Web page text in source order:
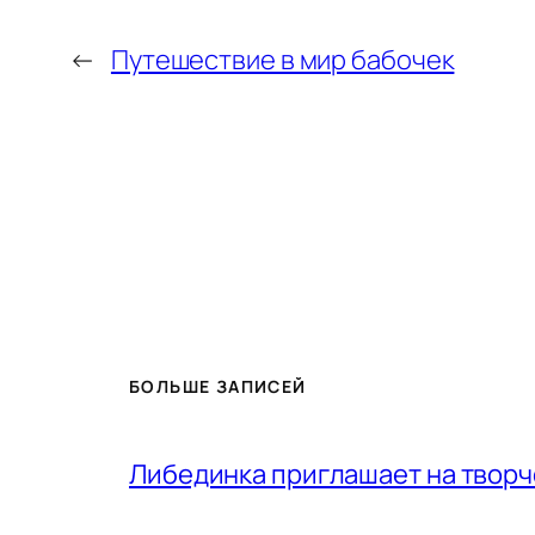
← Путешествие в мир бабочек
БОЛЬШЕ ЗАПИСЕЙ
Либединка приглашает на